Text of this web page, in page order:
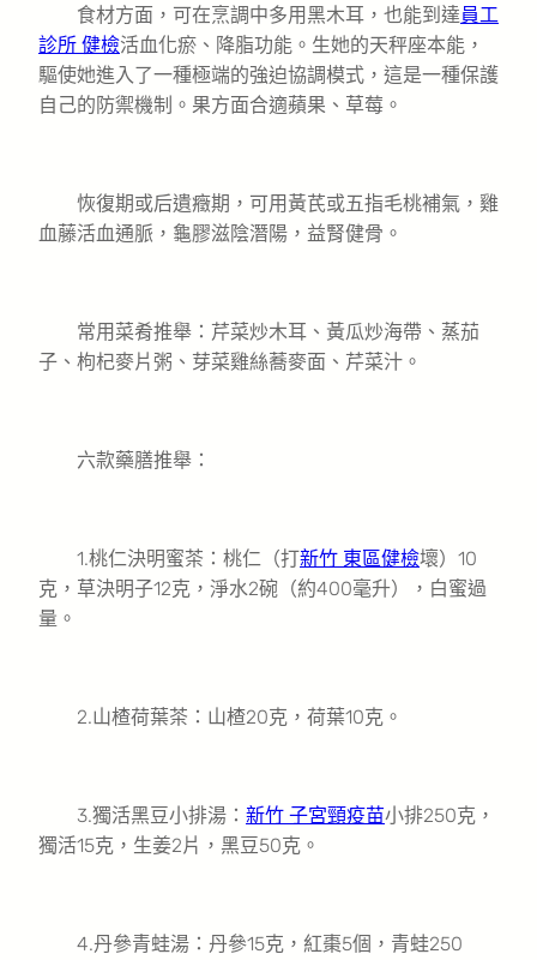
食材方面，可在烹調中多用黑木耳，也能到達員工
診所 健檢活血化瘀、降脂功能。生她的天秤座本能，
驅使她進入了一種極端的強迫協調模式，這是一種保護
自己的防禦機制。果方面合適蘋果、草莓。
恢復期或后遺癥期，可用黃芪或五指毛桃補氣，雞
血藤活血通脈，龜膠滋陰潛陽，益腎健骨。
常用菜肴推舉：芹菜炒木耳、黃瓜炒海帶、蒸茄
子、枸杞麥片粥、芽菜雞絲蕎麥面、芹菜汁。
六款藥膳推舉：
1.桃仁決明蜜茶：桃仁（打新竹 東區健檢壞）10
克，草決明子12克，淨水2碗（約400毫升），白蜜過
量。
2.山楂荷葉茶：山楂20克，荷葉10克。
3.獨活黑豆小排湯： 新竹 子宮頸疫苗小排250克，
獨活15克，生姜2片，黑豆50克。
4.丹參青蛙湯：丹參15克，紅棗5個，青蛙250